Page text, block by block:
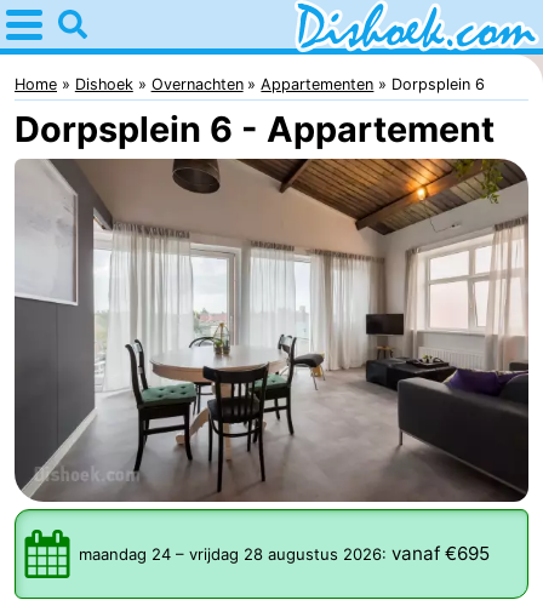
Home
Dishoek
Tips
kinderen
Overnachten
Appartementen
Klein
Dishoek
Martina
Noordzee
Résidence
Bed
(&
Campings
Home Dishoek Overnachten Appartementen Dorpsplein 6
Dorpsplein 6 - Appartement
maandag 24 – vrijdag 28 augustus 2026: vanaf €695